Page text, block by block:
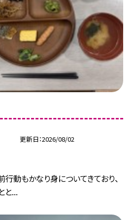
更新日 2026/08/02
動もかなり身についてきており、
と...